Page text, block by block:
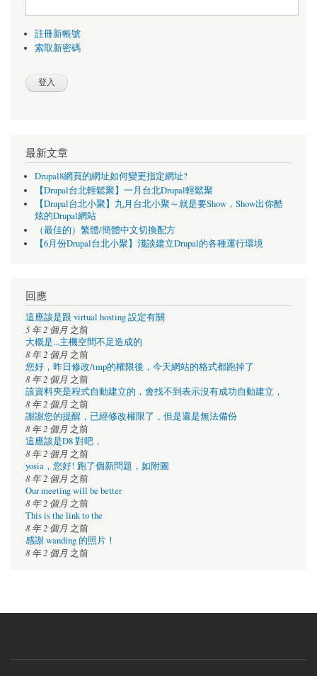
註冊新帳號
索取新密碼
最新文章
Drupal8網頁的網址如何變更指定網址?
【Drupal台北輕鬆聚】一月台北Drupal輕鬆聚
【Drupal台北小聚】九月台北小聚～就是要Show，Show出你酷
炫的Drupal網站
（最佳的）繁體/簡體中文切換配方
【6月份Drupal台北小聚】淺談建立Drupal的各種運行環境
回應
這應該是跟 virtual hosting 設定有關
5 年 2 個月 之前
大概是...主機空間不足造成的
8 年 2 個月 之前
您好，昨日修改/tmp的權限後，今天網站的格式都跑掉了
8 年 2 個月 之前
該資料夾是程式自動建立的，會找不到表示沒有成功自動建立，
8 年 2 個月 之前
謝謝您的提醒，已經修改權限了，但是還是無法備份
8 年 2 個月 之前
這應該是D8 對吧，
8 年 2 個月 之前
yosia，您好! 跑了個新問題，如附圖
8 年 2 個月 之前
Our meeting will be better
8 年 2 個月 之前
This is the link to the
8 年 2 個月 之前
感謝 wanding 的照片！
8 年 2 個月 之前